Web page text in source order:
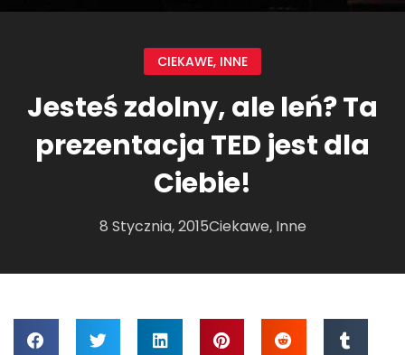
CIEKAWE, INNE
Jesteś zdolny, ale leń? Ta
prezentacja TED jest dla
Ciebie!
8 Stycznia, 2015Ciekawe, Inne